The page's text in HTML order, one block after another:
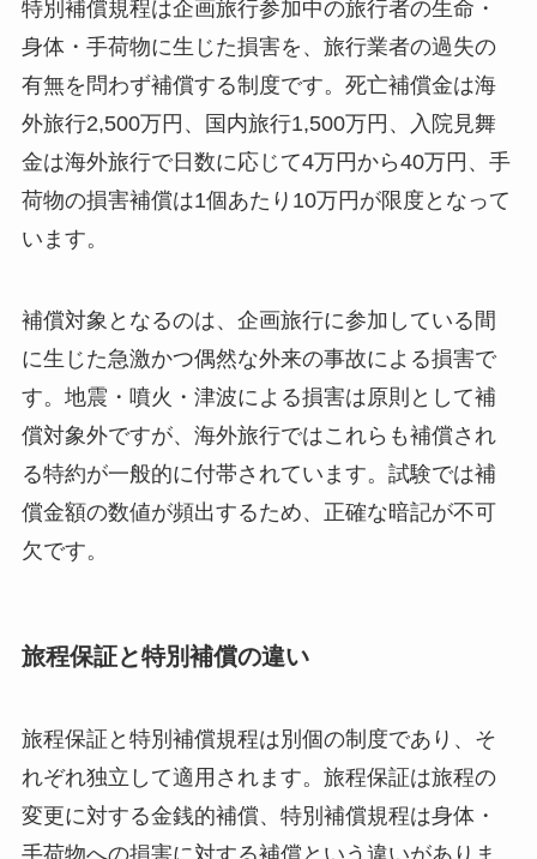
特別補償規程は企画旅行参加中の旅行者の生命・
身体・手荷物に生じた損害を、旅行業者の過失の
有無を問わず補償する制度です。死亡補償金は海
外旅行2,500万円、国内旅行1,500万円、入院見舞
金は海外旅行で日数に応じて4万円から40万円、手
荷物の損害補償は1個あたり10万円が限度となって
います。
補償対象となるのは、企画旅行に参加している間
に生じた急激かつ偶然な外来の事故による損害で
す。地震・噴火・津波による損害は原則として補
償対象外ですが、海外旅行ではこれらも補償され
る特約が一般的に付帯されています。試験では補
償金額の数値が頻出するため、正確な暗記が不可
欠です。
旅程保証と特別補償の違い
旅程保証と特別補償規程は別個の制度であり、そ
れぞれ独立して適用されます。旅程保証は旅程の
変更に対する金銭的補償、特別補償規程は身体・